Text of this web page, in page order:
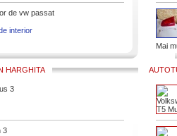
de vw passat
interior
Mai
HARGHITA
3
3